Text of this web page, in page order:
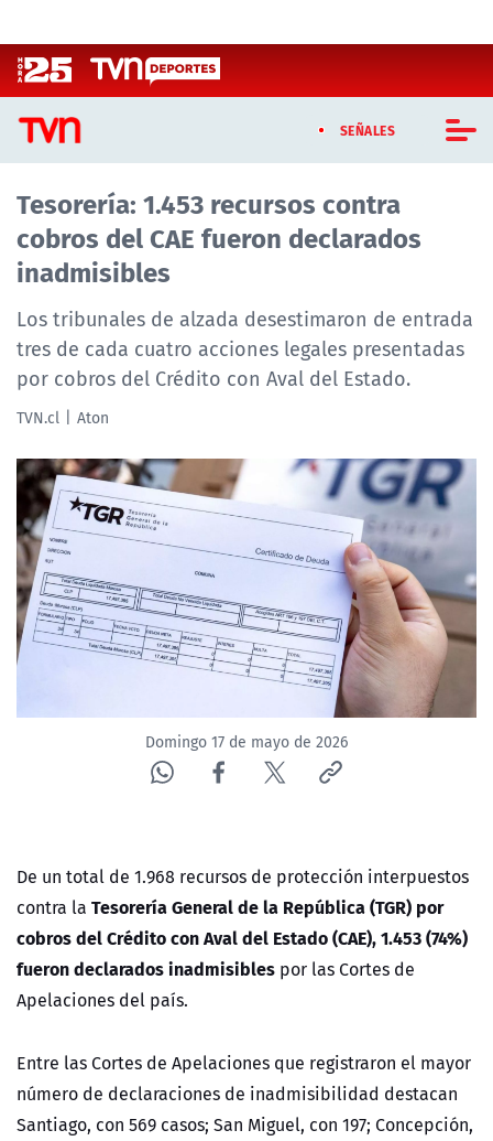
SEÑALES
CASTING MASTERCHEF CHILE
CASTING TVN VERTICAL
TVN VERTICAL
TVN PLAY
PROGRAMAS
TELESERIES
NTV
ACTUALIDAD Y TENDENCIAS
CORPORATIVO Y TRANSPARENCIA
ÁREA DE PROYECTOS
Tesorería: 1.453 recursos contra
cobros del CAE fueron declarados
inadmisibles
Los tribunales de alzada desestimaron de entrada
tres de cada cuatro acciones legales presentadas
por cobros del Crédito con Aval del Estado.
TVN.cl Aton
Domingo 17 de mayo de 2026
De un total de 1.968 recursos de protección interpuestos
contra la Tesorería General de la República (TGR) por
cobros del Crédito con Aval del Estado (CAE), 1.453 (74%)
fueron declarados inadmisibles por las Cortes de
Apelaciones del país.
Entre las Cortes de Apelaciones que registraron el mayor
número de declaraciones de inadmisibilidad destacan
Santiago, con 569 casos; San Miguel, con 197; Concepción,